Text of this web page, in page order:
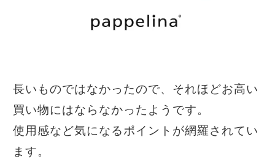
長いものではなかったので、それほどお高い
買い物にはならなかったようです。
使用感など気になるポイントが網羅されてい
ます。